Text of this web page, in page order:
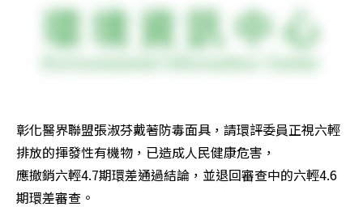
彰化醫界聯盟張淑芬戴著防毒面具，請環評委員正視六輕
排放的揮發性有機物，已造成人民健康危害，
應撤銷六輕4.7期環差通過結論，並退回審查中的六輕4.6
期環差審查。